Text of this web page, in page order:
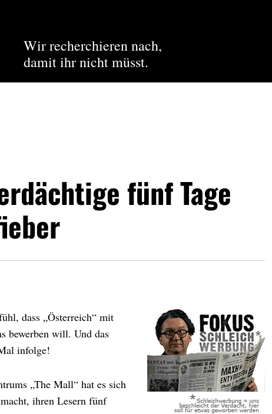
Wir recherchieren nach,
damit ihr nicht müsst.
fünf Tage
dass „Österreich“ mit
bewerben will. Und das
infolge!
„The Mall“ hat es sich
ihren Lesern fünf